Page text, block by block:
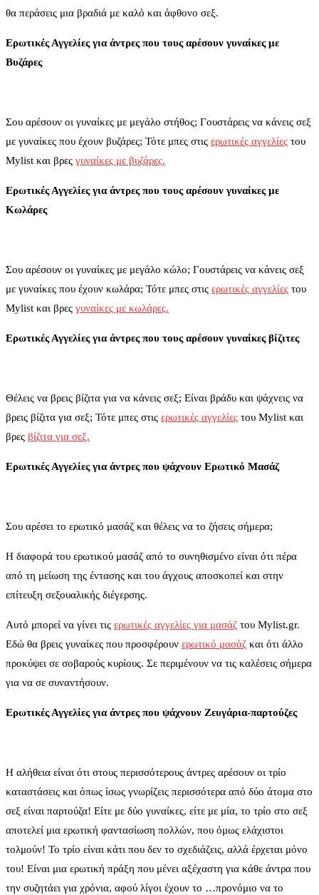
θα περάσεις μια βραδιά με καλό και άφθονο σεξ.
Ερωτικές Αγγελίες για άντρες που τους αρέσουν γυναίκες με
Βυζάρες
Σου αρέσουν οι γυναίκες με μεγάλο στήθος; Γουστάρεις να κάνεις σεξ
με γυναίκες που έχουν βυζάρες; Τότε μπες στις ερωτικές αγγελίες του
Mylist και βρες γυναίκες με βυζάρες.
Ερωτικές Αγγελίες για άντρες που τους αρέσουν γυναίκες με
Κωλάρες
Σου αρέσουν οι γυναίκες με μεγάλο κώλο; Γουστάρεις να κάνεις σεξ
με γυναίκες που έχουν κωλάρα; Τότε μπες στις ερωτικές αγγελίες του
Mylist και βρες γυναίκες με κωλάρες.
Ερωτικές Αγγελίες για άντρες που τους αρέσουν γυναίκες βίζιτες
Θέλεις να βρεις βίζιτα για να κάνεις σεξ; Είναι βράδυ και ψάχνεις να
βρεις βίζιτα για σεξ; Τότε μπες στις ερωτικές αγγελίες του Mylist και
βρες βίζιτα για σεξ.
Ερωτικές Αγγελίες για άντρες που ψάχνουν Ερωτικό Μασάζ
Σου αρέσει το ερωτικό μασάζ και θέλεις να το ζήσεις σήμερα;
Η διαφορά του ερωτικού μασάζ από το συνηθισμένο είναι ότι πέρα
από τη μείωση της έντασης και του άγχους αποσκοπεί και στην
επίτευξη σεξουαλικής διέγερσης.
Αυτό μπορεί να γίνει τις ερωτικές αγγελίες για μασάζ του Mylist.gr.
Εδώ θα βρεις γυναίκες που προσφέρουν ερωτικό μασάζ και ότι άλλο
προκύψει σε σοβαρούς κυρίους. Σε περιμένουν να τις καλέσεις σήμερα
για να σε συναντήσουν.
Ερωτικές Αγγελίες για άντρες που ψάχνουν Ζευγάρια-παρτούζες
Η αλήθεια είναι ότι στους περισσότερους άντρες αρέσουν οι τρίο
καταστάσεις και όπως ίσως γνωρίζεις περισσότερα από δύο άτομα στο
σεξ είναι παρτούζα! Είτε με δύο γυναίκες, είτε με μία, το τρίο στο σεξ
αποτελεί μια ερωτική φαντασίωση πολλών, που όμως ελάχιστοι
τολμούν! Το τρίο είναι κάτι που δεν το σχεδιάζεις, αλλά έρχεται μόνο
του! Είναι μια ερωτική πράξη που μένει αξέχαστη για κάθε άντρα που
την συζητάει για χρόνια, αφού λίγοι έχουν το …προνόμιο να το